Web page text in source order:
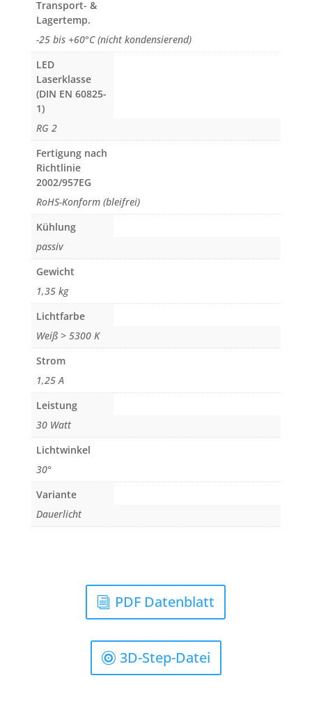
Transport- &
Lagertemp.
-25 bis +60°C (nicht kondensierend)
LED
Laserklasse
(DIN EN 60825-
1)
RG 2
Fertigung nach
Richtlinie
2002/957EG
RoHS-Konform (bleifrei)
Kühlung
passiv
Gewicht
1,35 kg
Lichtfarbe
Weiß > 5300 K
Strom
1,25 A
Leistung
30 Watt
Lichtwinkel
30°
Variante
Dauerlicht
PDF Datenblatt
3D-Step-Datei